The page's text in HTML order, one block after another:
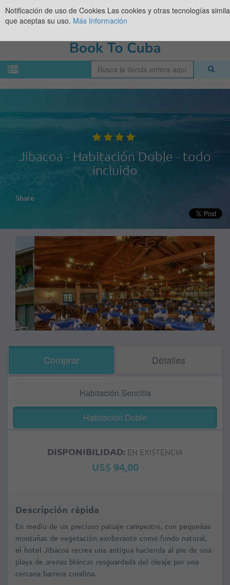
Jibacoa - Habitación Doble - todo
incluido
Share
Comprar Detalles
Habitación Sencilla
Habitación Doble
DISPONIBILIDAD: EN EXISTENCIA
US$ 94,00
Descripción rápida
En medio de un precioso paisaje campestre, con pequeñas
montañas de vegetación exuberante como fondo natural,
el hotel Jibacoa recrea una antigua hacienda al pie de una
playa de arenas blancas resguardada del oleaje por una
cercana barrera coralina.
Notificación de uso de Cookies Las cookies y otras tecnologías
que aceptas su uso. Más Información